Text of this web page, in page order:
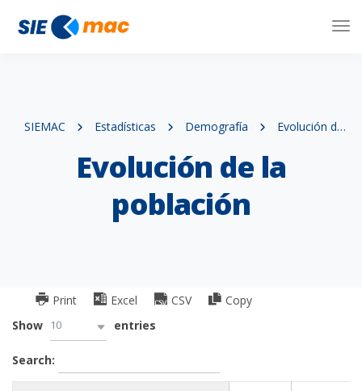
SIEMAC Estadísticas Demografía Evolución de la población
Evolución de la
población
Print Excel CSV
Copy
Show
10 entries
Search: